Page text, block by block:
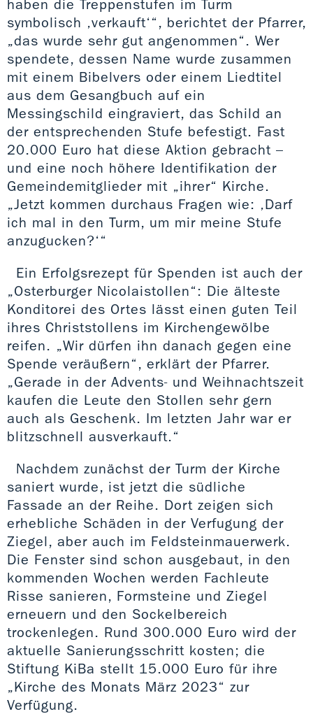
haben die Treppenstufen im Turm
symbolisch ‚verkauft‘“, berichtet der Pfarrer,
„das wurde sehr gut angenommen“. Wer
spendete, dessen Name wurde zusammen
mit einem Bibelvers oder einem Liedtitel
aus dem Gesangbuch auf ein
Messingschild eingraviert, das Schild an
der entsprechenden Stufe befestigt. Fast
20.000 Euro hat diese Aktion gebracht –
und eine noch höhere Identifikation der
Gemeindemitglieder mit „ihrer“ Kirche.
„Jetzt kommen durchaus Fragen wie: ‚Darf
ich mal in den Turm, um mir meine Stufe
anzugucken?‘“
Ein Erfolgsrezept für Spenden ist auch der
„Osterburger Nicolaistollen“: Die älteste
Konditorei des Ortes lässt einen guten Teil
ihres Christstollens im Kirchengewölbe
reifen. „Wir dürfen ihn danach gegen eine
Spende veräußern“, erklärt der Pfarrer.
„Gerade in der Advents- und Weihnachtszeit
kaufen die Leute den Stollen sehr gern
auch als Geschenk. Im letzten Jahr war er
blitzschnell ausverkauft.“
Nachdem zunächst der Turm der Kirche
saniert wurde, ist jetzt die südliche
Fassade an der Reihe. Dort zeigen sich
erhebliche Schäden in der Verfugung der
Ziegel, aber auch im Feldsteinmauerwerk.
Die Fenster sind schon ausgebaut, in den
kommenden Wochen werden Fachleute
Risse sanieren, Formsteine und Ziegel
erneuern und den Sockelbereich
trockenlegen. Rund 300.000 Euro wird der
aktuelle Sanierungsschritt kosten; die
Stiftung KiBa stellt 15.000 Euro für ihre
„Kirche des Monats März 2023“ zur
Verfügung.